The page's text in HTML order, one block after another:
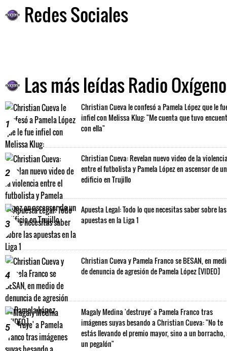
Redes Sociales
Las más leídas Radio Oxígeno
1
Christian Cueva le confesó a Pamela López que le
infiel con Melissa Klug: "Me cuenta que tuvo
con ella"
2
Christian Cueva: Revelan nuevo video de la
entre el futbolista y Pamela López en ascensor de un
edificio en Trujillo
3
Apuesta Legal: Todo lo que necesitas saber sobre las
apuestas en la Liga 1
4
Christian Cueva y Pamela Franco se BESAN, en
de denuncia de agresión de Pamela López [VIDEO]
5
Magaly Medina 'destruye' a Pamela Franco tras
imágenes suyas besando a Christian Cueva: "No te
estás llevando el premio mayor, sino a un borracho,
un pegalón"